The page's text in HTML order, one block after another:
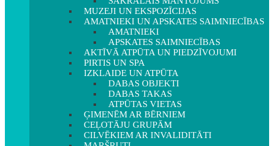
MUZEJI UN EKSPOZĪCIJAS
AMATNIEKI UN APSKATES SAIMNIECĪBAS
AMATNIEKI
APSKATES SAIMNIECĪBAS
AKTĪVĀ ATPŪTA UN PIEDZĪVOJUMI
PIRTIS UN SPA
IZKLAIDE UN ATPŪTA
DABAS OBJEKTI
DABAS TAKAS
ATPŪTAS VIETAS
ĢIMENĒM AR BĒRNIEM
CEĻOTĀJU GRUPĀM
CILVĒKIEM AR INVALIDITĀTI